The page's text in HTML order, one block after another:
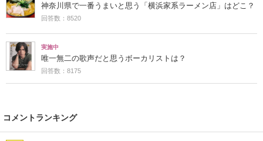
神奈川県で一番うまいと思う「横浜家系ラーメン店」はどこ？
回答数：8520
実施中
唯一無二の歌声だと思うボーカリストは？
回答数：8175
コメントランキング